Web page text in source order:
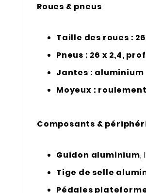
Roues & pneus
Taille des roues :
Pneus : 26 x 2,4,
Jantes : aluminium
Moyeux :
Composants &
Guidon aluminium,
Tige de selle
Pédales